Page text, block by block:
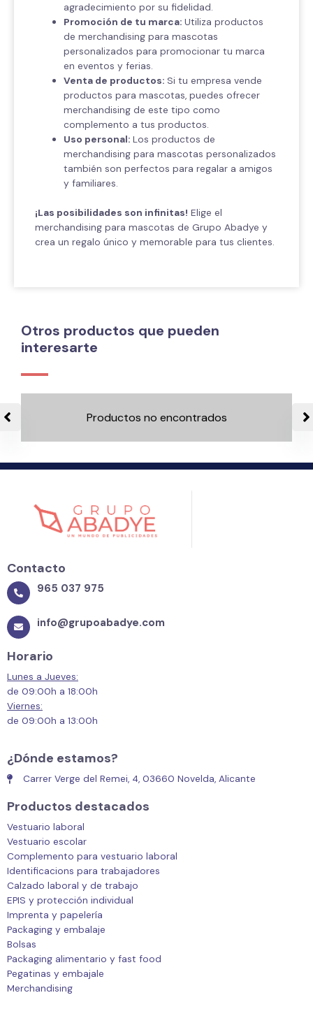
agradecimiento por su fidelidad.
Promoción de tu marca: Utiliza productos
de merchandising para mascotas
personalizados para promocionar tu marca
en eventos y ferias.
Venta de productos: Si tu empresa vende
productos para mascotas, puedes ofrecer
merchandising de este tipo como
complemento a tus productos.
Uso personal: Los productos de
merchandising para mascotas personalizados
también son perfectos para regalar a amigos
y familiares.
¡Las posibilidades son infinitas! Elige el
merchandising para mascotas de Grupo Abadye y
crea un regalo único y memorable para tus clientes.
Otros productos que pueden
interesarte
Productos no encontrados
Contacto
965 037 975
info@grupoabadye.com
Horario
Lunes a Jueves:
de 09:00h a 18:00h
Viernes:
de 09:00h a 13:00h
¿Dónde estamos?
Carrer Verge del Remei, 4, 03660 Novelda, Alicante
Productos destacados
Vestuario laboral
Vestuario escolar
Complemento para vestuario laboral
Identificacions para trabajadores
Calzado laboral y de trabajo
EPIS y protección individual
Imprenta y papelería
Packaging y embalaje
Bolsas
Packaging alimentario y fast food
Pegatinas y embajale
Merchandising